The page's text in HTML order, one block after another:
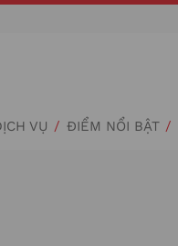
VỤ ĐIỂM NỔI BẬT